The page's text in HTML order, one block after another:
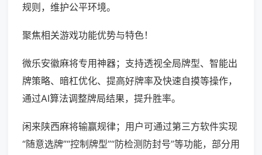
规则，维护公平环境。
聚焦相关游戏功能优势与特色！
微乐安徽麻将专用神器；支持透视全局牌型、智能出
牌策略、暗杠优化、提高好牌率及快速自摸等操作，
通过AI算法调整牌局结果，提升胜率。
闲来陕西麻将输赢规律；用户可通过第三方软件实现
“随意选牌”“控制牌型”“防检测防封号”等功能，部分用